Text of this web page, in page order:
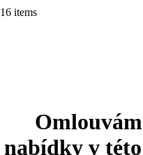
16 items
nabídky v